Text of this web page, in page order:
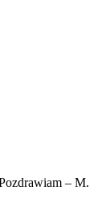
– M.